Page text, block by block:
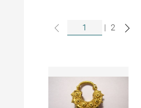
| 2